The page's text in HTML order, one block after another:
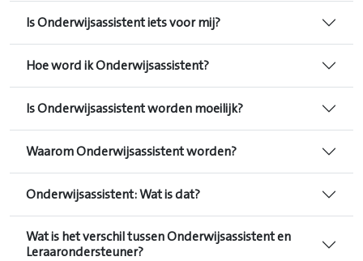
Is Onderwijsassistent iets voor mij?
Hoe word ik Onderwijsassistent?
Is Onderwijsassistent worden moeilijk?
Waarom Onderwijsassistent worden?
Onderwijsassistent: Wat is dat?
Wat is het verschil tussen Onderwijsassistent en
Leraarondersteuner?